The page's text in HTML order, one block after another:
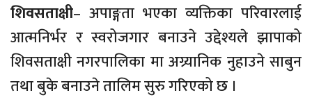
शिवसताक्षी– अपाङ्गता भएका व्यक्तिका परिवारलाई
आत्मनिर्भर र स्वरोजगार बनाउने उद्देश्यले झापाको
शिवसताक्षी नगरपालिका मा अग्र्यानिक नुहाउने साबुन
तथा बुके बनाउने तालिम सुरु गरिएको छ ।